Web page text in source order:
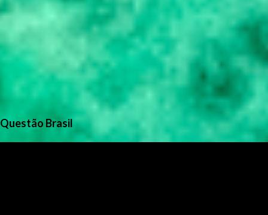
Questão Brasil